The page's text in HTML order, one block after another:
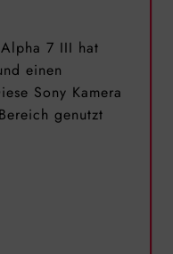
7 III hat
einen
Sony Kamera
genutzt